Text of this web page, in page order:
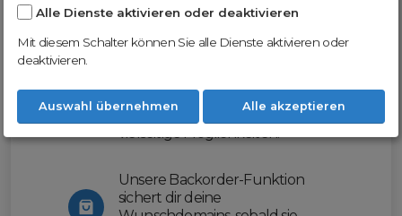
Nutze unsere Erfahrung und profitiere
erleichtern wir dir den
Domainhandel und bieten dir
vielseitige Möglichkeiten.
Unsere Backorder-Funktion
sichert dir deine
Alle Dienste aktivieren oder deaktivieren
Mit diesem Schalter können Sie alle Dienste aktivieren oder
deaktivieren.
Auswahl übernehmen Alle akzeptieren